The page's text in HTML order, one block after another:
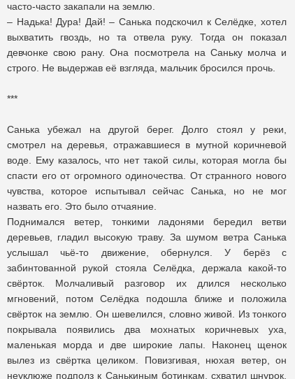
часто-часто закапали на землю.
– Надька! Дура! Дай! – Санька подскочил к Селёдке, хотел
выхватить гвоздь, но та отвела руку. Тогда он показал
девчонке свою рану. Она посмотрела на Саньку молча и
строго. Не выдержав её взгляда, мальчик бросился прочь.
***
Санька убежал на другой берег. Долго стоял у реки,
смотрел на деревья, отражавшиеся в мутной коричневой
воде. Ему казалось, что нет такой силы, которая могла бы
спасти его от огромного одиночества. От странного нового
чувства, которое испытывал сейчас Санька, но не мог
назвать его. Это было отчаяние.
Поднимался ветер, тонкими ладонями бередил ветви
деревьев, гладил высокую траву. За шумом ветра Санька
услышал чьё-то движение, обернулся. У берёз с
забинтованной рукой стояла Селёдка, держала какой-то
свёрток. Молчаливый разговор их длился несколько
мгновений, потом Селёдка подошла ближе и положила
свёрток на землю. Он шевелился, словно живой. Из тонкого
покрывала появились два мохнатых коричневых уха,
маленькая морда и две широкие лапы. Наконец щенок
вылез из свёртка целиком. Повизгивая, нюхая ветер, он
неуклюже подполз к Санькиным ботинкам, схватил шнурок,